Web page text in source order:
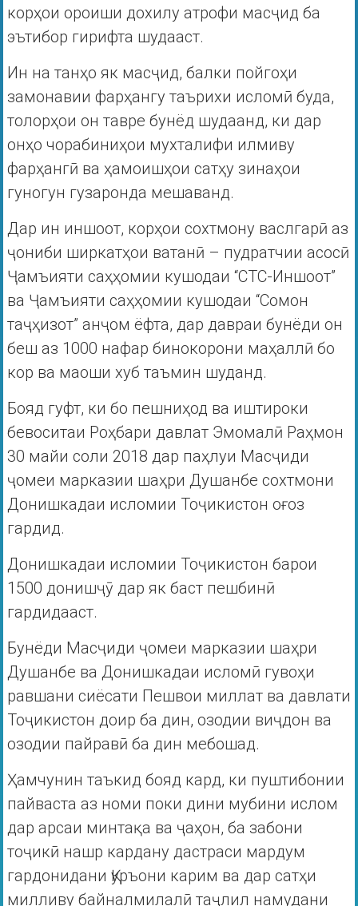
корҳои ороиши дохилу атрофи масҷид ба
эътибор гирифта шудааст.
Ин на танҳо як масҷид, балки пойгоҳи
замонавии фарҳангу таърихи исломӣ буда,
толорҳои он тавре бунёд шудаанд, ки дар
онҳо чорабиниҳои мухталифи илмиву
фарҳангӣ ва ҳамоишҳои сатҳу зинаҳои
гуногун гузаронда мешаванд.
Дар ин иншоот, корҳои сохтмону васлгарӣ аз
ҷониби ширкатҳои ватанӣ – пудратчии асосӣ
Ҷамъияти саҳҳомии кушодаи “СТС-Иншоот”
ва Ҷамъияти саҳҳомии кушодаи “Сомон
таҷҳизот” анҷом ёфта, дар давраи бунёди он
беш аз 1000 нафар бинокорони маҳаллӣ бо
кор ва маоши хуб таъмин шуданд.
Бояд гуфт, ки бо пешниҳод ва иштироки
бевоситаи Роҳбари давлат Эмомалӣ Раҳмон
30 майи соли 2018 дар паҳлуи Масҷиди
ҷомеи марказии шаҳри Душанбе сохтмони
Донишкадаи исломии Тоҷикистон оғоз
гардид.
Донишкадаи исломии Тоҷикистон барои
1500 донишҷӯ дар як баст пешбинӣ
гардидааст.
Бунёди Масҷиди ҷомеи марказии шаҳри
Душанбе ва Донишкадаи исломӣ гувоҳи
равшани сиёсати Пешвои миллат ва давлати
Тоҷикистон доир ба дин, озодии виҷдон ва
озодии пайравӣ ба дин мебошад.
Ҳамчунин таъкид бояд кард, ки пуштибонии
пайваста аз номи поки дини мубини ислом
дар арсаи минтақа ва ҷаҳон, ба забони
тоҷикӣ нашр кардану дастраси мардум
гардонидани Қуръони карим ва дар сатҳи
милливу байналмилалӣ таҷлил намудани